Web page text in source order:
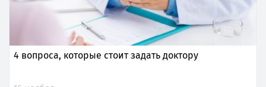
4 вопроса, которые стоит задать доктору